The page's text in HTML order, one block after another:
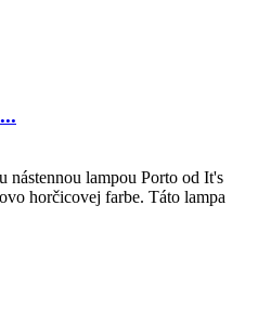
nástennou lampou Porto od It's
horčicovej farbe. Táto lampa